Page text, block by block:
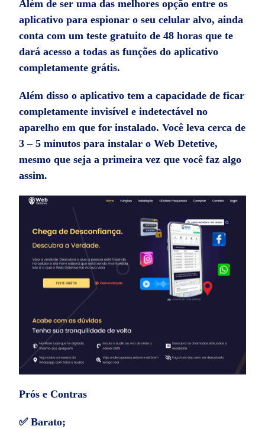
Além de ser uma das melhores opção entre os
aplicativo para espionar o seu celular alvo, ainda
conta com um teste gratuito de 48 horas que te
dará acesso a todas as funções do aplicativo
completamente grátis.
Além disso o aplicativo tem a capacidade de ficar
completamente invisível e indetectável no
aparelho em que for instalado. Você leva cerca de
3 – 5 minutos para instalar o Web Detetive,
mesmo que seja a primeira vez que você faz algo
assim.
Prós e Contras
✅ Barato;